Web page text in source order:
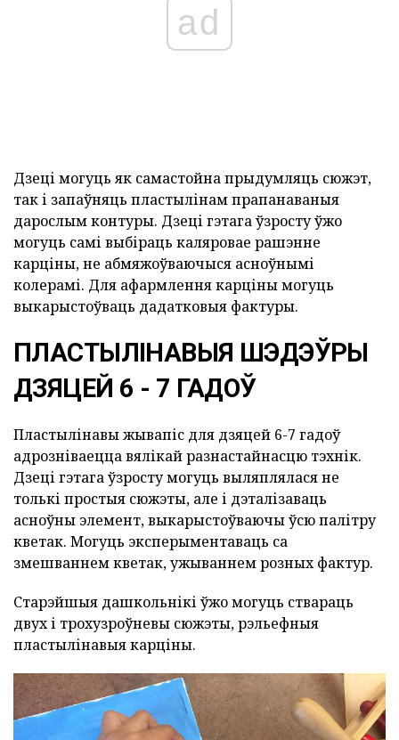
ad
Дзеці могуць як самастойна прыдумляць сюжэт,
так і запаўняць пластылінам прапанаваныя
дарослым контуры. Дзеці гэтага ўзросту ўжо
могуць самі выбіраць каляровае рашэнне
карціны, не абмяжоўваючыся асноўнымі
колерамі. Для афармлення карціны могуць
выкарыстоўваць дадатковыя фактуры.
ПЛАСТЫЛІНАВЫЯ ШЭДЭЎРЫ
ДЗЯЦЕЙ 6 - 7 ГАДОЎ
Пластылінавы жывапіс для дзяцей 6-7 гадоў
адрозніваецца вялікай разнастайнасцю тэхнік.
Дзеці гэтага ўзросту могуць выляплялася не
толькі простыя сюжэты, але і дэталізаваць
асноўны элемент, выкарыстоўваючы ўсю палітру
кветак. Могуць эксперыментаваць са
змешваннем кветак, ужываннем розных фактур.
Старэйшыя дашкольнікі ўжо могуць ствараць
двух і трохузроўневы сюжэты, рэльефныя
пластылінавыя карціны.